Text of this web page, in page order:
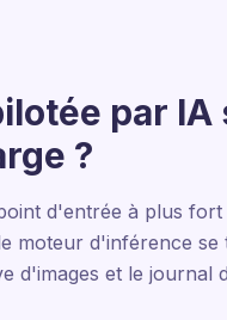
par
?
d'entrée à plus
moteur d'inférence
d'images et le journal